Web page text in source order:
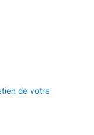
de votre